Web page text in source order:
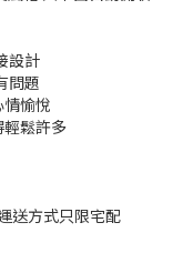
設計
問題
愉悅
輕鬆許多
送方式只限宅配